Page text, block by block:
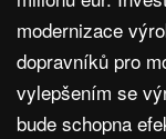
modernizace
dopravníků pro
vylepšením se
bude schopna